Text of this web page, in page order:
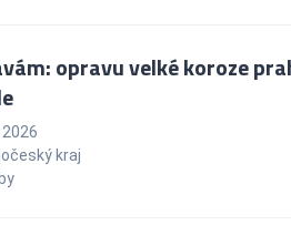
opravu velké koroze
2026
kraj